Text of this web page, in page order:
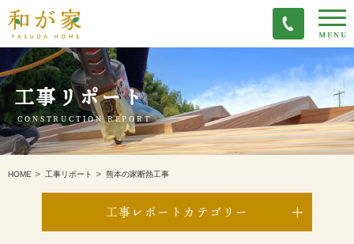
工事リポート
CONSTRUCTION REPORT
HOME 工事リポート 熊本の家断熱工事
工事レポートカテゴリー